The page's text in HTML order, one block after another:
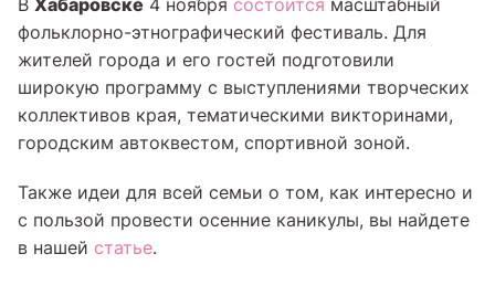
фольклорно-этнографический фестиваль. Для
жителей города и его гостей подготовили
широкую программу с выступлениями творческих
коллективов края, тематическими викторинами,
городским автоквестом, спортивной зоной.
Также идеи для всей семьи о том, как интересно и
с пользой провести осенние каникулы, вы найдете
в нашей статье.